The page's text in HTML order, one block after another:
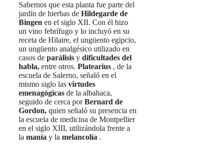
Sabemos que esta planta fue parte del
jardín de hierbas de Hildegarde de
Bingen en el siglo XII. Con él hizo
un vino febrífugo y lo incluyó en su
receta de Hilaire, el ungüento egipcio,
un ungüento analgésico utilizado en
casos de parálisis y dificultades del
habla, entre otros. Platearius , de la
escuela de Salerno, señaló en el
mismo siglo las virtudes
emenagógicas de la albahaca,
seguido de cerca porBernard de
Gordon, quien señaló su presencia en
la escuela de medicina de Montpellier
en el siglo XIII, utilizándola frente a
la manía y la melancolía .